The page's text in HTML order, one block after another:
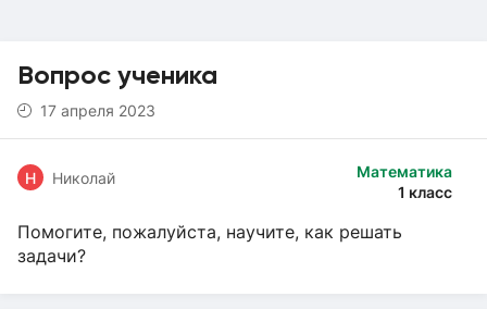
Вопрос ученика
17 апреля 2023
Математика
1 класс
Н Николай
Помогите, пожалуйста, научите, как решать
задачи?